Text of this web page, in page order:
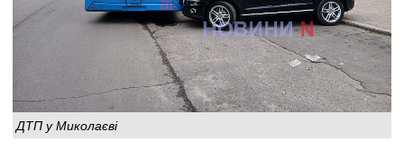
ДТП у Миколаєві